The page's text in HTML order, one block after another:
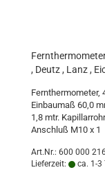
, Deutz , Lanz ,
Fernthermometer,
Einbaumaß 60,0
1,8 mtr.
Anschluß M10 x 1
Art.Nr.: 600 000 216
Lieferzeit:
ca. 1-3